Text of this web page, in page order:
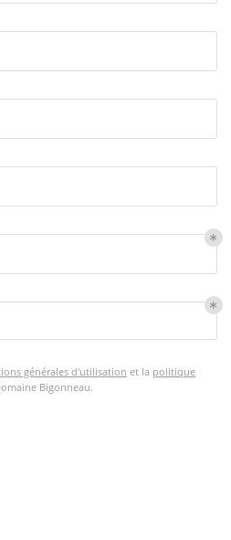
Une
générales d'utilisation et la politique
Bigonneau.